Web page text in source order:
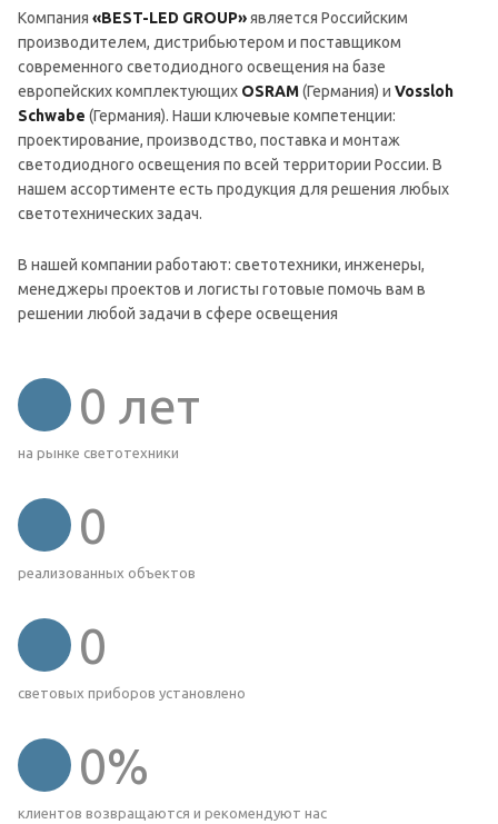
Компания «BEST-LED GROUP»является Российским
производителем, дистрибьютером и поставщиком
современного светодиодного освещения на базе
европейских комплектующих OSRAM(Германия) и Vossloh
Schwabe (Германия). Наши ключевые компетенции:
проектирование, производство, поставка и монтаж
светодиодного освещения по всей территории России. В
нашем ассортименте есть продукция для решения любых
светотехнических задач.
В нашей компании работают: светотехники, инженеры,
менеджеры проектов и логисты готовые помочь вам в
решении любой задачи в сфере освещения
0 лет
на рынке светотехники
0
реализованных объектов
0
световых приборов установлено
0%
клиентов возвращаются и рекомендуют нас